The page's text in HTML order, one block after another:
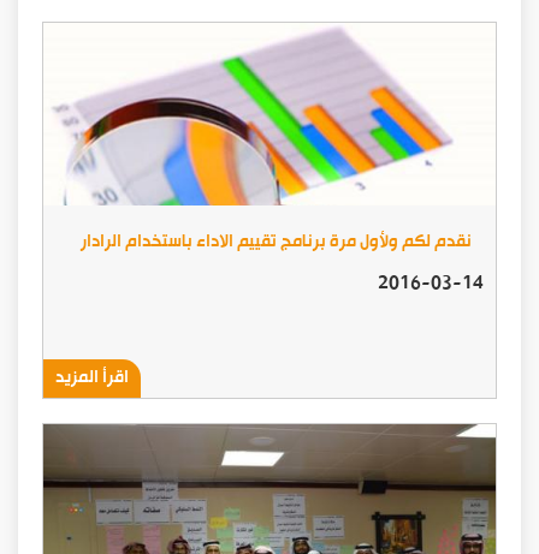
نقدم لكم ولأول مرة برنامج تقييم الاداء باستخدام الرادار
2016-03-14
اقرأ المزيد